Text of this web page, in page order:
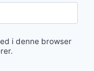
i denne browser